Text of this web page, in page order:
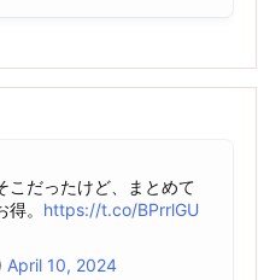
こだったけど、まとめて
。 https://t.co/BPrrlGU
April 10, 2024